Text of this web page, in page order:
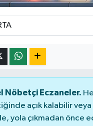
Nöbetçi Eczaneler.
açık kalabilir
yola çıkmadan önce